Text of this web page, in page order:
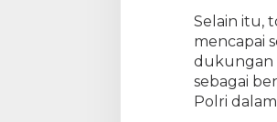
i
n
a
w
Selain itu,
mencapai
dukungan
sebagai
Polri